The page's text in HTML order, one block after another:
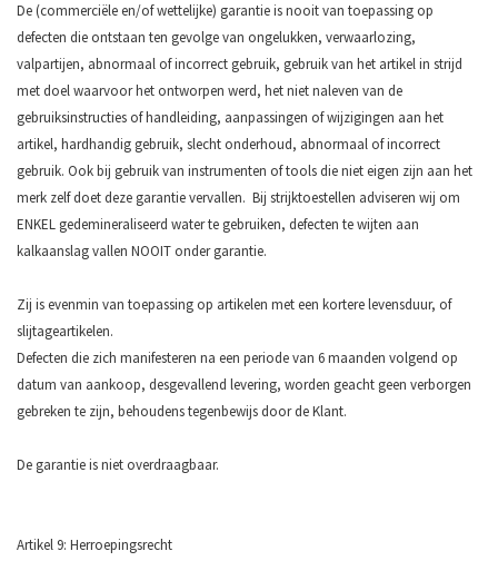
De (commerciële en/of wettelijke) garantie is nooit van toepassing op
defecten die ontstaan ten gevolge van ongelukken, verwaarlozing,
valpartijen, abnormaal of incorrect gebruik, gebruik van het artikel in strijd
met doel waarvoor het ontworpen werd, het niet naleven van de
gebruiksinstructies of handleiding, aanpassingen of wijzigingen aan het
artikel, hardhandig gebruik, slecht onderhoud, abnormaal of incorrect
gebruik. Ook bij gebruik van instrumenten of tools die niet eigen zijn aan het
merk zelf doet deze garantie vervallen. Bij strijktoestellen adviseren wij om
ENKEL gedemineraliseerd water te gebruiken, defecten te wijten aan
kalkaanslag vallen NOOIT onder garantie.
Zij is evenmin van toepassing op artikelen met een kortere levensduur, of
slijtageartikelen.
Defecten die zich manifesteren na een periode van 6 maanden volgend op
datum van aankoop, desgevallend levering, worden geacht geen verborgen
gebreken te zijn, behoudens tegenbewijs door de Klant.
De garantie is niet overdraagbaar.
Artikel 9: Herroepingsrecht